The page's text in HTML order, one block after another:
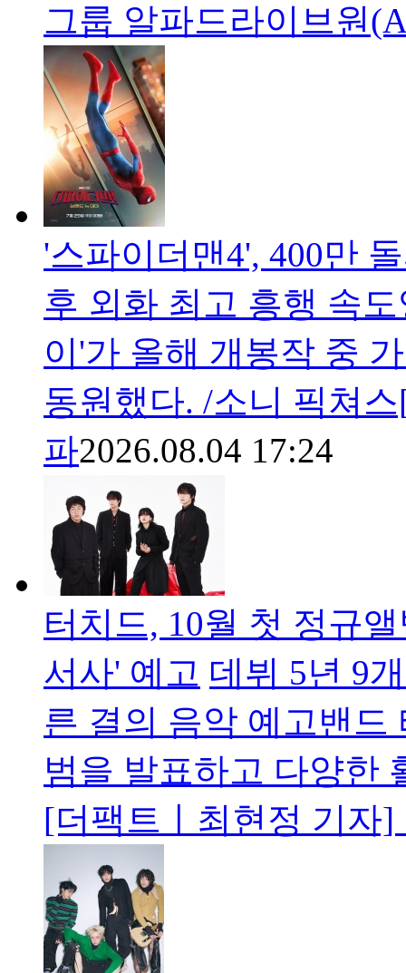
그룹 알파드라이브원
'스파이더맨4', 400만
후 외화 최고 흥행 속
이'가 올해 개봉작 중
동원했다. /소니 픽쳐
파2026.08.04 17:24
터치드, 10월 첫 정규
서사' 예고 데뷔 5년 9
른 결의 음악 예고밴드
범을 발표하고 다양한
[더팩트ㅣ최현정 기자]